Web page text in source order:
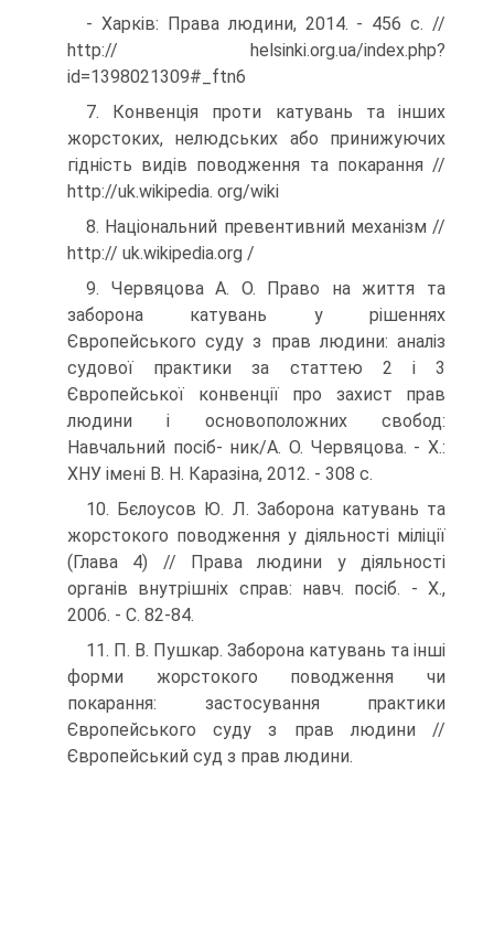
- Харків: Права людини, 2014. - 456 с. //
http:// helsinki.org.ua/index.php?
id=1398021309#_ftn6
7. Конвенція проти катувань та інших
жорстоких, нелюдських або принижуючих
гідність видів поводження та покарання //
http://uk.wikipedia. org/wiki
8. Національний превентивний механізм //
http:// uk.wikipedia.org /
9. Червяцова А. О. Право на життя та
заборона ка­тувань у рішеннях
Європейського суду з прав людини: аналіз
судової практики за статтею 2 і 3
Європейської конвенції про захист прав
людини і основоположних свобод:
Навчальний посіб- ник/А. О. Червяцова. - Х.:
ХНУ імені В. Н. Каразіна, 2012. - 308 с.
10. Бєлоусов Ю. Л. Заборона катувань та
жорстокого поводження у діяльності міліції
(Глава 4) // Права людини у діяльності
органів внутрішніх справ: навч. посіб. - Х.,
2006. - С. 82-84.
11. П. В. Пушкар. Заборона катувань та інші
форми жорстокого поводження чи
покарання: засто­сування практики
Європейського суду з прав людини //
Європейський суд з прав людини.